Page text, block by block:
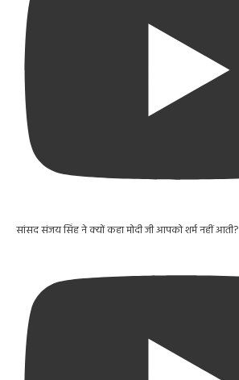
सांसद संजय सिंह ने क्यों कहा मोदी जी आपको शर्म नहीं आती?